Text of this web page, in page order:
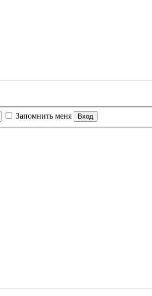
Запомнить меня